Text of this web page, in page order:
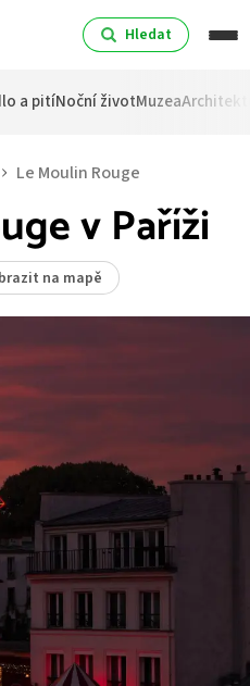
Hledat
a pitíNoční životMuzea
Le Moulin Rouge
v Paříži
na mapě